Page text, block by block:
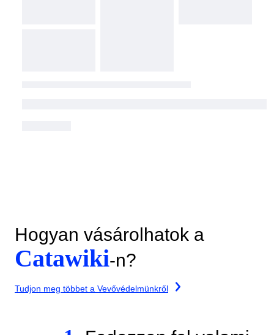
Hogyan vásárolhatok a
Catawiki-n?
Tudjon meg többet a Vevővédelmünkről